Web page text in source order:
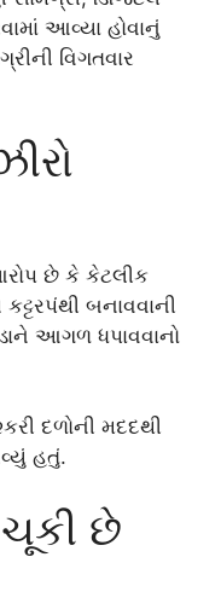
આવ્યા હોવાનું
વિગતવાર
છે કે કેટલીક
બનાવવાની
આગળ ધપાવવાનો
દળોની મદદથી
હતું.
છે